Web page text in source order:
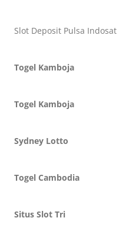
Slot Deposit Pulsa Indosat
Togel Kamboja
Togel Kamboja
Sydney Lotto
Togel Cambodia
Situs Slot Tri